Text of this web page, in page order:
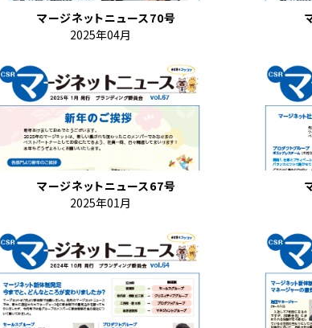
マージネットニュース70号
2025年04月
マージネットニュース67号
2025年01月